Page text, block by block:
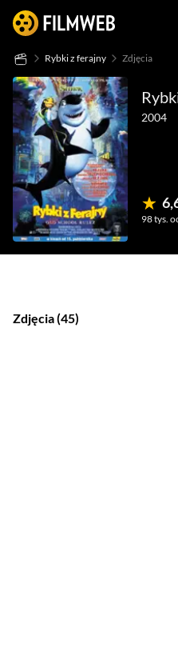
Rybki z ferajny Zdjęcia
2004
98 tys.
Zdjęcia 45